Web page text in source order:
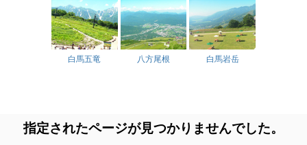
白馬五竜 八方尾根 白馬岩岳